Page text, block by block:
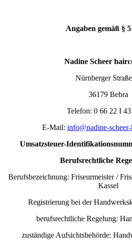
Angaben gemäß §
Nadine Scheer
Nürnberger
36179 Bebra
Telefon: 0 66 22 I
E-Mail: info@nadine-
Umsatzsteuer-
Berufsrechtliche
Berufsbezeichnung: Friseurmeister /
Kassel
Registrierung bei der
berufsrechtliche Regelung:
zuständige Aufsichtsbehörde: